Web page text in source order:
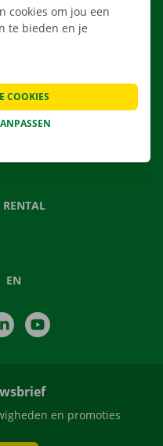
ONS
VRAGEN
RENTAL
EN
LinkedIn
en promoties
cookies om jou een
te bieden en je
COOKIES